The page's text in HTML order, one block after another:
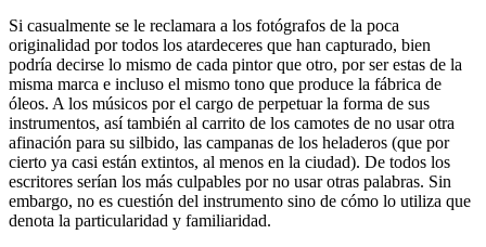
Si casualmente se le reclamara a los fotógrafos de la poca
originalidad por todos los atardeceres que han capturado, bien
podría decirse lo mismo de cada pintor que otro, por ser estas de la
misma marca e incluso el mismo tono que produce la fábrica de
óleos. A los músicos por el cargo de perpetuar la forma de sus
instrumentos, así también al carrito de los camotes de no usar otra
afinación para su silbido, las campanas de los heladeros (que por
cierto ya casi están extintos, al menos en la ciudad). De todos los
escritores serían los más culpables por no usar otras palabras. Sin
embargo, no es cuestión del instrumento sino de cómo lo utiliza que
denota la particularidad y familiaridad.